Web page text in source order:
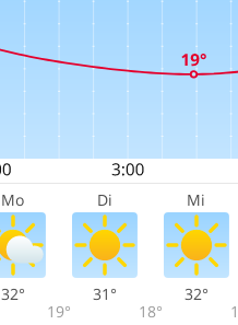
Mo Di Mi
32°
19°
31°
18°
32°